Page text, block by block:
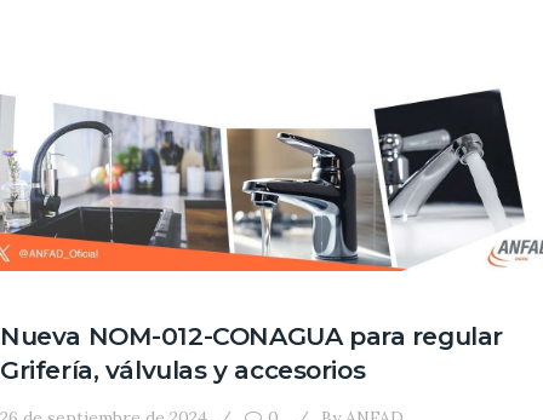
Nueva NOM-012-CONAGUA para regular
Grifería, válvulas y accesorios